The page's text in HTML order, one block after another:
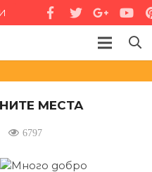
МЕСТА
6797